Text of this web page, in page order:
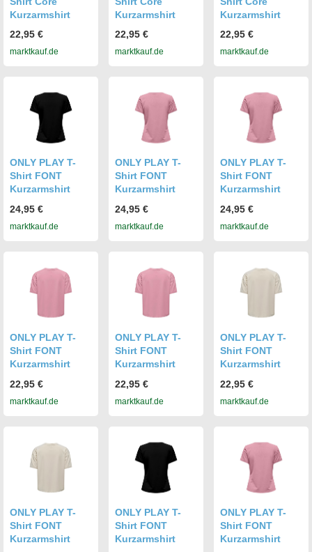
Kurzarmshirt
22,95 €
marktkauf.de
Kurzarmshirt
22,95 €
marktkauf.de
Kurzarmshirt
22,95 €
marktkauf.de
ONLY PLAY T-
Shirt FONT
Kurzarmshirt
24,95 €
marktkauf.de
ONLY PLAY T-
Shirt FONT
Kurzarmshirt
24,95 €
marktkauf.de
ONLY PLAY T-
Shirt FONT
Kurzarmshirt
24,95 €
marktkauf.de
ONLY PLAY T-
Shirt FONT
Kurzarmshirt
22,95 €
marktkauf.de
ONLY PLAY T-
Shirt FONT
Kurzarmshirt
22,95 €
marktkauf.de
ONLY PLAY T-
Shirt FONT
Kurzarmshirt
22,95 €
marktkauf.de
ONLY PLAY T-
Shirt FONT
Kurzarmshirt
ONLY PLAY T-
Shirt FONT
Kurzarmshirt
ONLY PLAY T-
Shirt FONT
Kurzarmshirt